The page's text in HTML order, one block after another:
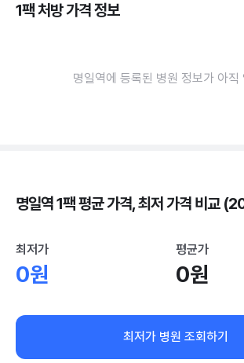
1팩 처방 가격 정보
명일역에 등록된 병원 정보가 아직
명일역 1팩 평균 가격, 최저 가격 비교
최저가
0원
평균가
0원
최저가 병원 조회하기